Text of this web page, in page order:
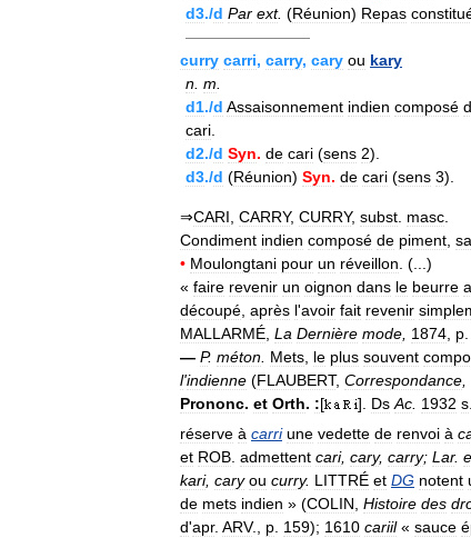
d3./d Par ext. (Réunion) Repas
————————
curry carri, carry, cary ou kary
n m
d1./d Assaisonnement indien composé
cari
d2./d Syn. de cari (sens 2).
d3./d (Réunion) Syn. de cari (sens 3).
⇒CARI CARRY, CURRY, subst masc
Condiment indien composé de piment
• Moulongtani pour un réveillon . (...)
« faire revenir un oignon dans le beurre
découpé après l'avoir fait revenir
MALLARMÉ La Dernière mode 1874 p
— P. méton Mets le plus souvent
l'indienne (FLAUBERT, Correspondance
Prononc. et Orth. :[ ]. Ds Ac 1932 s
réserve à carri une vedette de renvoi à
et ROB admettent cari, cary, carry; Lar.
kari, cary ou curry. LITTRÉ et DG notent
de mets indien » (COLIN Histoire des
d'apr. ARV., p 159); 1610 cariil« sauce